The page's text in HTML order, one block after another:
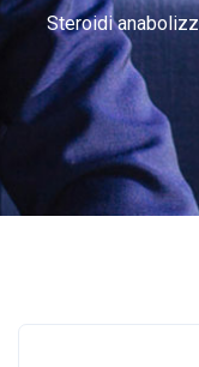
Steroidi